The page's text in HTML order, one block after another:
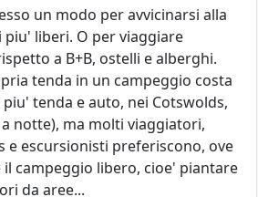
un modo per avvicinarsi alla
liberi. O per viaggiare
a B+B, ostelli e alberghi.
tenda in un campeggio costa
tenda e auto, nei Cotswolds,
notte), ma molti viaggiatori,
e escursionisti preferiscono, ove
campeggio libero, cioe' piantare
da aree...